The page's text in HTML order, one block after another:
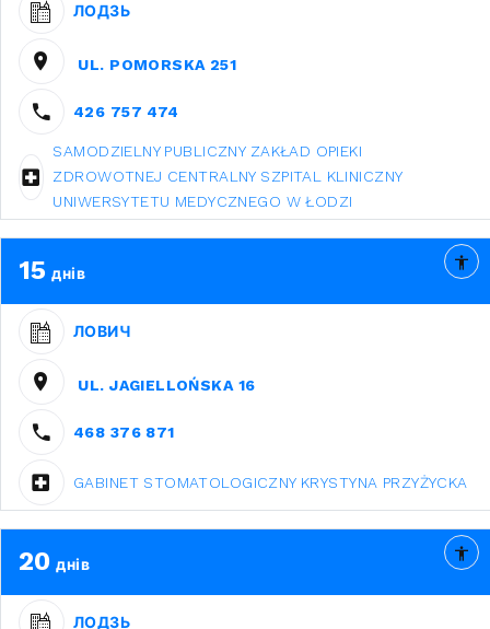
ЛОДЗЬ
UL. POMORSKA 251
426 757 474
SAMODZIELNY PUBLICZNY ZAKŁAD OPIEKI
ZDROWOTNEJ CENTRALNY SZPITAL KLINICZNY
UNIWERSYTETU MEDYCZNEGO W ŁODZI
15 днів
ЛОВИЧ
UL. JAGIELLOŃSKA 16
468 376 871
GABINET STOMATOLOGICZNY KRYSTYNA PRZYŻYCKA
20 днів
ЛОДЗЬ